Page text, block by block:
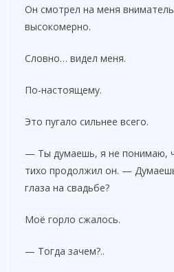
Он смотрел на меня
высокомерно.
Словно… видел меня.
По-настоящему.
Это пугало сильнее всего.
— Ты думаешь, я не понимаю,
тихо продолжил он. —
глаза на свадьбе?
Моё горло сжалось.
— Тогда зачем?..